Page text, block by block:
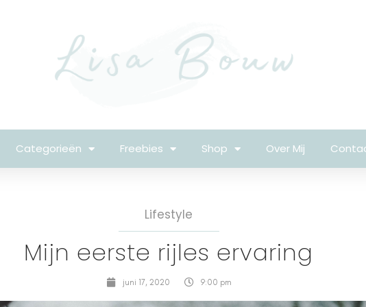
Categorieën Freebies Shop Over Mij
Lifestyle
Mijn eerste rijles ervaring
juni 17, 2020 9:00 pm